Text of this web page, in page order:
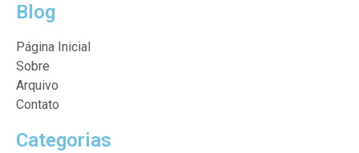
Blog
Página Inicial
Sobre
Arquivo
Contato
Categorias